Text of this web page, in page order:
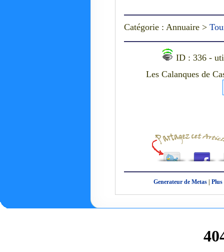
Catégorie : Annuaire >
ID : 336 -
Les Calanques de
Generateur de Metas| Plus